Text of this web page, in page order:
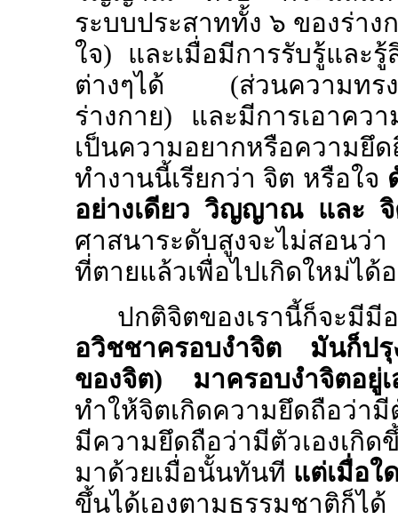
ระบบประสาททั้ง ๖ ของร่า
ใจ) และเมื่อมีการรับรู้และ
ต่างๆได้ (ส่วนความทรงจ
ร่างกาย) และมีการเอาคว
เป็นความอยากหรือความยึ
ทำงานนี้เรียกว่า จิต หรือใจ
อย่างเดียว วิญญาณ และ จิ
ศาสนาระดับสูงจะไม่สอน
ที่ตายแล้วเพื่อไปเกิดใหม่ไ
ปกติจิตของเรานี้ก็จะ
อวิชชาครอบงำจิต มันก็ปรุ
ของจิต) มาครอบงำจิตอ
ทำให้จิตเกิดความยึดถือว่า
มีความยึดถือว่ามีตัวเองเกิ
มาด้วยเมื่อนั้นทันที แต่เมื่อใ
ขึ้นได้เองตามธรรมชาติก็